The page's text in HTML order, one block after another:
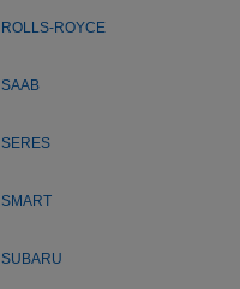
ROLLS-ROYCE
SAAB
SERES
SMART
SUBARU